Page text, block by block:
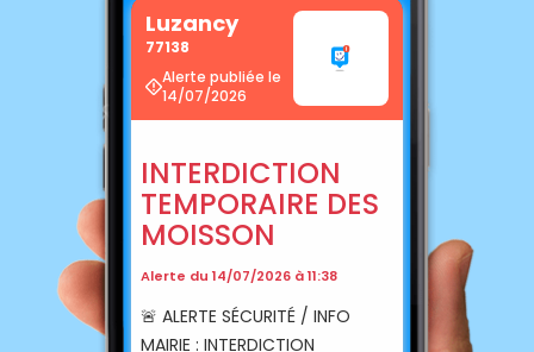
Luzancy
77138
Alerte publiée le
14/07/2026
INTERDICTION
TEMPORAIRE DES
MOISSON
Alerte du 14/07/2026 à 11:38
🚨 ALERTE SÉCURITÉ / INFO
MAIRIE : INTERDICTION